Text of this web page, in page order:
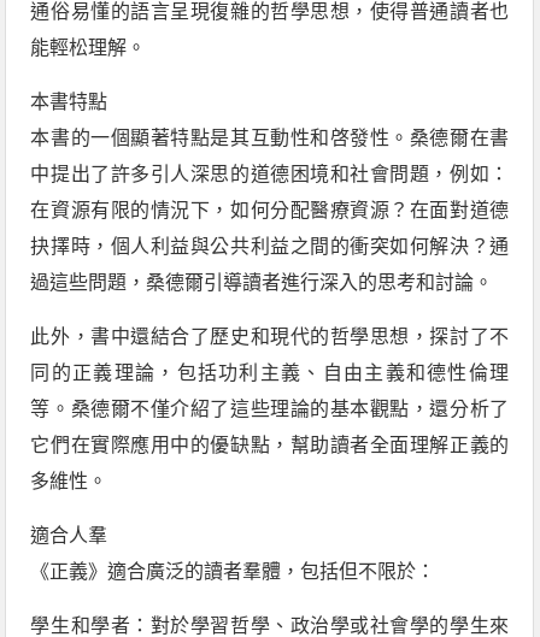
通俗易懂的語言呈現復雜的哲學思想，使得普通讀者也
能輕松理解。
本書特點
本書的一個顯著特點是其互動性和啓發性。桑德爾在書
中提出了許多引人深思的道德困境和社會問題，例如：
在資源有限的情況下，如何分配醫療資源？在面對道德
抉擇時，個人利益與公共利益之間的衝突如何解決？通
過這些問題，桑德爾引導讀者進行深入的思考和討論。
此外，書中還結合了歷史和現代的哲學思想，探討了不
同的正義理論，包括功利主義、自由主義和德性倫理
等。桑德爾不僅介紹了這些理論的基本觀點，還分析了
它們在實際應用中的優缺點，幫助讀者全面理解正義的
多維性。
適合人羣
《正義》適合廣泛的讀者羣體，包括但不限於：
學生和學者：對於學習哲學、政治學或社會學的學生來